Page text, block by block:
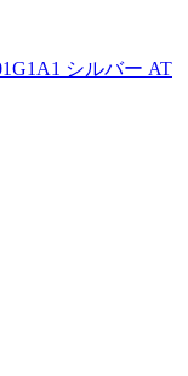
シルバー AT